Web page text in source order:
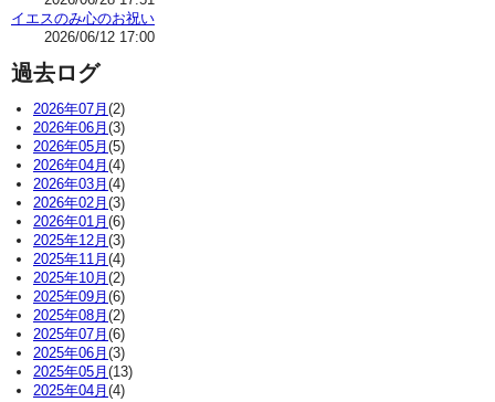
イエスのみ心のお祝い
2026/06/12 17:00
過去ログ
2026年07月 (2)
2026年06月 (3)
2026年05月 (5)
2026年04月 (4)
2026年03月 (4)
2026年02月 (3)
2026年01月 (6)
2025年12月 (3)
2025年11月 (4)
2025年10月 (2)
2025年09月 (6)
2025年08月 (2)
2025年07月 (6)
2025年06月 (3)
2025年05月 (13)
2025年04月 (4)